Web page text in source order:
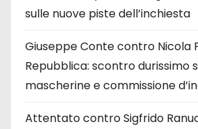
sulle nuove piste dell’inchiesta
Giuseppe Conte contro Nicola
Repubblica: scontro durissimo
mascherine e commissione
Attentato contro Sigfrido